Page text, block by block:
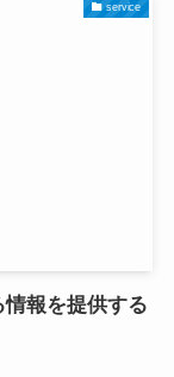
service
報を提供する